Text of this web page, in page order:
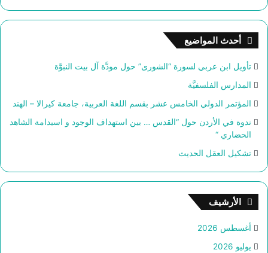
:
أحدث المواضيع
تأويل ابن عربي لسورة “الشورى” حول مودَّة آل بيت النبوَّة
المدارس الفلسفيَّة
المؤتمر الدولي الخامس عشر بقسم اللغة العربية، جامعة كيرالا – الهند
ندوة في الأردن حول “القدس … بين استهداف الوجود و اسيدامة الشاهد
الحضاري “
تشكيل العقل الحديث
الأرشيف
أغسطس 2026
يوليو 2026